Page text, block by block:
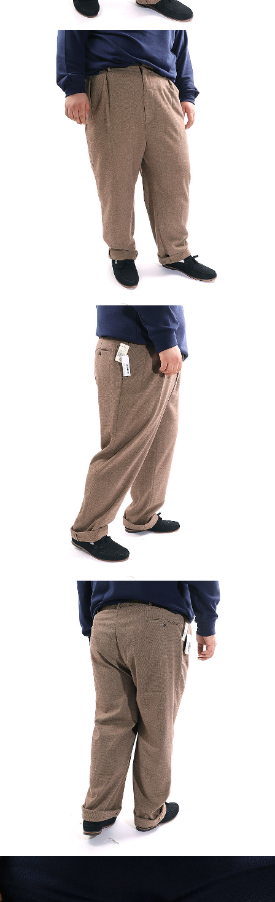
이코 라이프 하